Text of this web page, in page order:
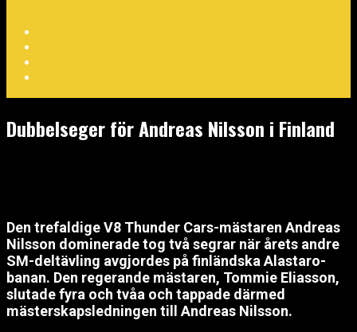
Dubbelseger för Andreas Nilsson i Finland
Den trefaldige V8 Thunder Cars-mästaren Andreas
Nilsson dominerade tog två segrar när årets andre
SM-deltävling avgjordes på finländska Alastaro-
banan. Den regerande mästaren, Tommie Eliasson,
slutade fyra och tvåa och tappade därmed
mästerskapsledningen till Andreas Nilsson.